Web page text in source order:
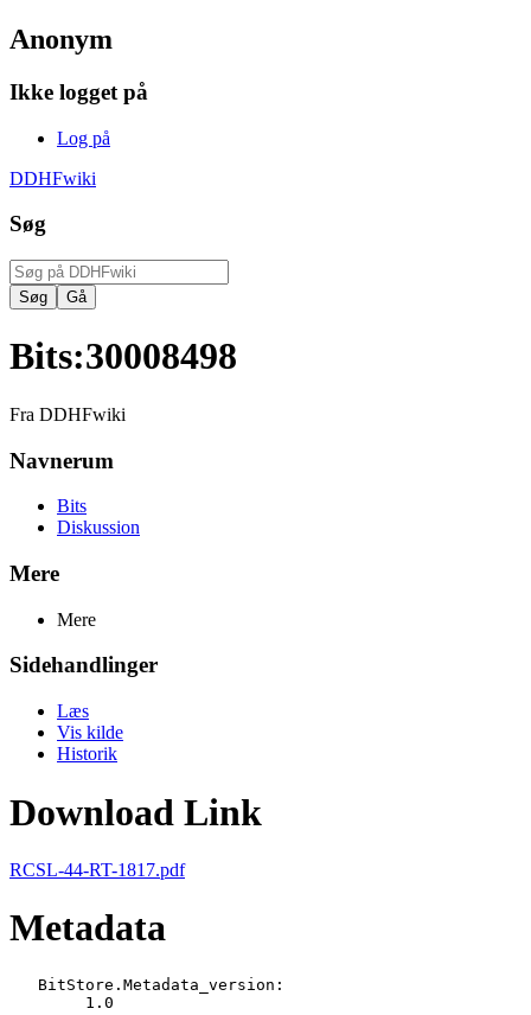
Anonym
Ikke logget på
Log på
DDHFwiki
Søg
Bits:30008498
Fra DDHFwiki
Navnerum
Bits
Diskussion
Mere
Mere
Sidehandlinger
Læs
Vis kilde
Historik
Download Link
RCSL-44-RT-1817.pdf
Metadata
   BitStore.Metadata_version: